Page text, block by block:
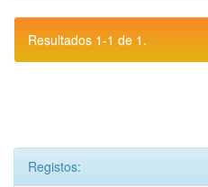
Resultados 1-1 de 1.
Registos: